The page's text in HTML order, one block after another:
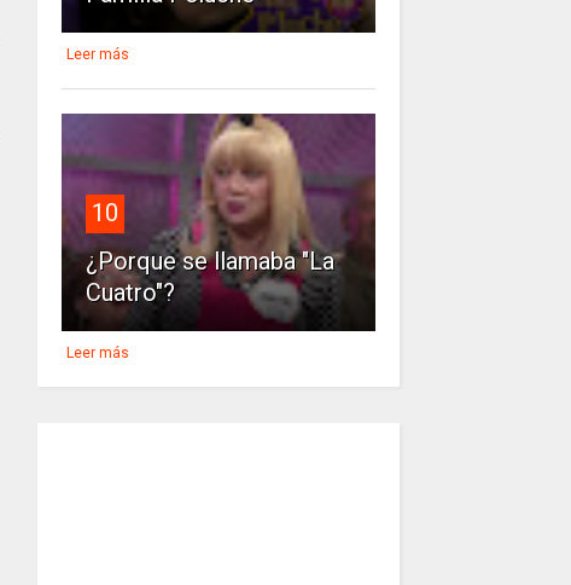
Leer más
10
¿Porque se llamaba "La
Cuatro"?
Leer más